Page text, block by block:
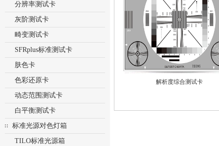
分辨率测试卡
灰阶测试卡
畸变测试卡
SFRplus标准测试卡
肤色卡
色彩还原卡
动态范围测试卡
白平衡测试卡
标准光源对色灯箱
TILO标准光源箱
解析度综合测试卡